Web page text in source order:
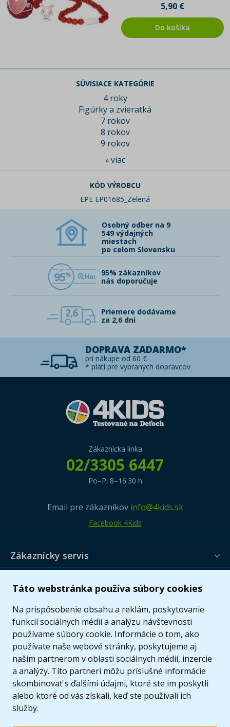
Táto webstránka používa súbory cookies
Na prispôsobenie obsahu a reklám, poskytovanie
funkcií sociálnych médií a analýzu návštevnosti
používame súbory cookie. Informácie o tom, ako
používate naše webové stránky, poskytujeme aj
našim partnerom v oblasti sociálnych médií, inzercie
a analýzy. Títo partneri môžu príslušné informácie
skombinovať s ďalšími údajmi, ktoré ste im poskytli
alebo ktoré od vás získali, keď ste používali ich
služby.
5,90 €
Do košíka
SÚVISIACE KATEGÓRIE
4 roky
Figúrky a zvieratká
7 rokov
8 rokov
9 rokov
» viac
KÓD VÝROBCU
EPE EP01685_Zelená
Osobný odber na 9
549 výdajných
miestach
po celom Slovensku
95
95% zákazníkov
nás doporučuje
2,6
Priemere dodávame
za 2,6 dni
DOPRAVA ZADARMO*
pri nákupe od 60 €
* platí pre vybraných dopravcov
Zákaznícka linka
02/3305 6447
Po–Pi 8–16:30 h
Email pre zákazníkov info@4kids.sk
Facebook 4Kids
Zákaznícky servis